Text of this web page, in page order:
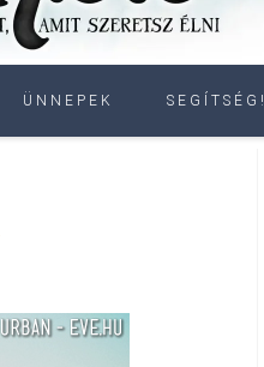
ÜNNEPEK SEGÍTSÉG!